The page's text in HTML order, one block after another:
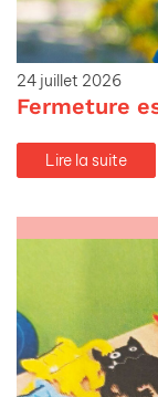
24 juillet 2026
Fermeture
Lire la suite